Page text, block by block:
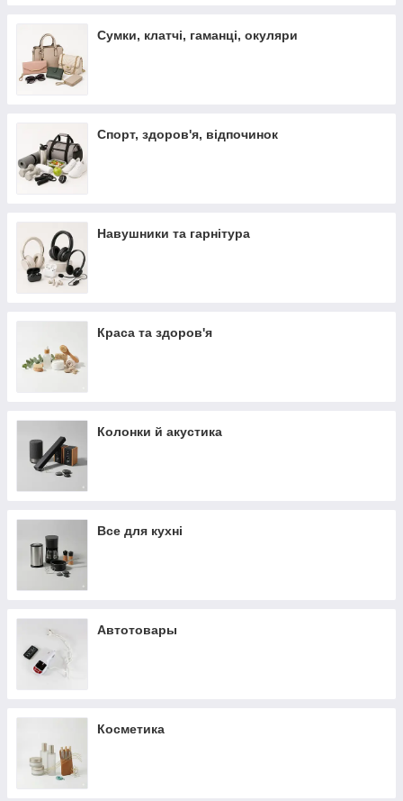
Сумки, клатчі, гаманці, окуляри
Спорт, здоров'я, відпочинок
Навушники та гарнітура
Краса та здоров'я
Колонки й акустика
Все для кухні
Автотовары
Косметика